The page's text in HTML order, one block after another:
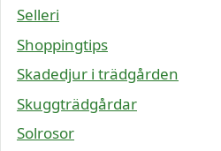
Selleri
Shoppingtips
Skadedjur i trädgården
Skuggträdgårdar
Solrosor